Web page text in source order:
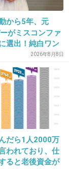
人というイ
-20
から5年、元
がミスコンファ
選出！純白ワン
2026年8月8日
だら1人2000万
われており、仕
ると老後資金が